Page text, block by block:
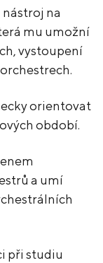
na
mu umožní
vystoupení
orientovat
období.
a umí
při studiu